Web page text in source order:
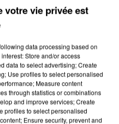
Mafia interpellé en
avait été interpellé
votre vie privée est
data processing based on
Store and/or access
data to select advertising; Create
Use profiles to select personalised
Measure content
through statistics or combinations
and improve services; Create
profiles to select personalised
Ensure security, prevent and